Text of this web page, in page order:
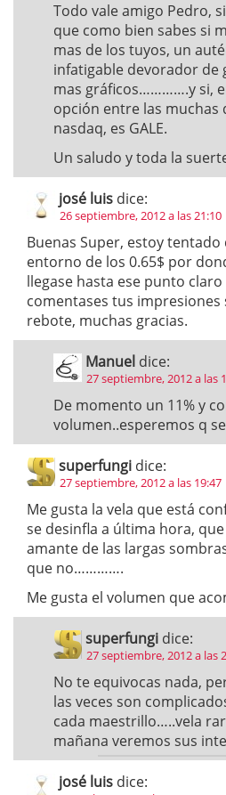
Todo vale amigo Pedro,
que como bien sabes si
mas de los tuyos, un
infatigable devorador de
mas gráficos………….y si,
opción entre las muchas
nasdaq, es GALE.
Un saludo y toda la
josé luis dice:
26 septiembre, 2012 a las 21:10
Buenas Super, estoy
entorno de los 0.65$ por
llegase hasta ese punto
comentases tus
rebote, muchas gracias.
Manuel dice:
27 septiembre, 2012 a las
De momento un 11% y
volumen..esperemos q
superfungi dice:
27 septiembre, 2012 a las 19:47
Me gusta la vela que está
se desinfla a última hora,
amante de las largas
que no………….
Me gusta el volumen que
superfungi dice:
27 septiembre, 2012 a las
No te equivocas nada,
las veces son
cada maestrillo…..vela
mañana veremos sus
josé luis dice: